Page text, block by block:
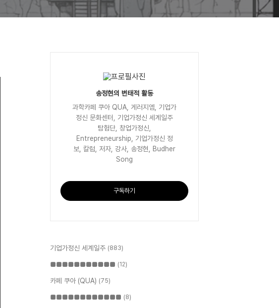
송정현의 변태적 활동
과학카페 쿠아 QUA, 게러지엠, 기업가
정신 문화센터, 기업가정신 세계일주
탐험단, 창업가정신,
Entrepreneurship, 기업가정신 정
보, 칼럼, 저자, 강사, 송정현, Budher
Song
구독하기
기업가정신 세계일주 (883)
■■■■■■■■■■■ (12)
카페 쿠아 (QUA) (75)
■■■■■■■■■■■■ (8)